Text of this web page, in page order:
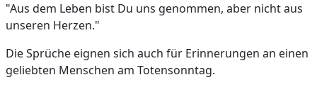
"Aus dem Leben bist Du uns genommen, aber nicht aus
unseren Herzen."
Die Sprüche eignen sich auch für Erinnerungen an einen
geliebten Menschen am Totensonntag.